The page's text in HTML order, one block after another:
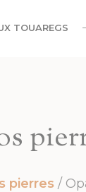
TOUAREGS
pierres /